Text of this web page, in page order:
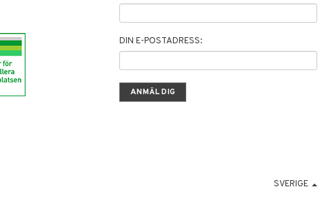
DIN E-POSTADRESS:
SVERIGE